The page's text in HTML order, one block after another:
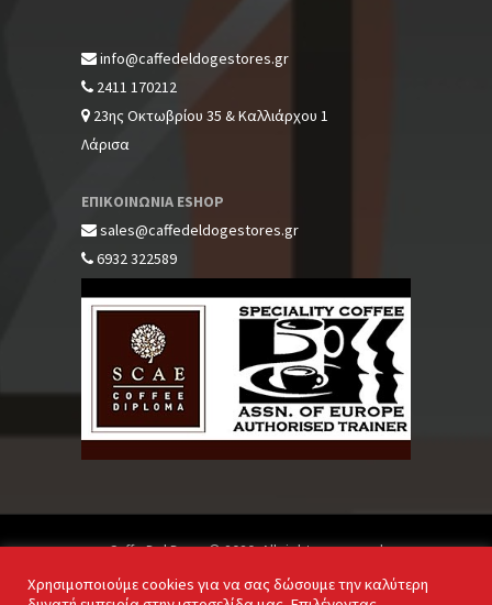
info@caffedeldogestores.gr
2411 170212
23ης Οκτωβρίου 35 & Καλλιάρχου 1
Λάρισα
ΕΠΙΚΟΙΝΩΝΙΑ ESHOP
sales@caffedeldogestores.gr
6932 322589
Caffe Del Doge © 2020. All rights reserved
Χρησιμοποιούμε cookies για να σας δώσουμε την καλύτερη